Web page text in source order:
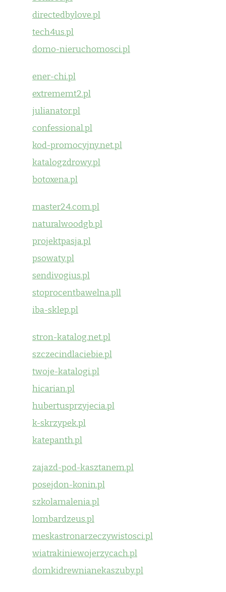
directedbylove.pl
tech4us.pl
domo-nieruchomosci.pl
ener-chi.pl
extrememt2.pl
julianator.pl
confessional.pl
kod-promocyjny.net.pl
katalogzdrowy.pl
botoxena.pl
master24.com.pl
naturalwoodgb.pl
projektpasja.pl
psowaty.pl
sendivogius.pl
stoprocentbawelna.pll
iba-sklep.pl
stron-katalog.net.pl
szczecindlaciebie.pl
twoje-katalogi.pl
hicarian.pl
hubertusprzyjecia.pl
k-skrzypek.pl
katepanth.pl
zajazd-pod-kasztanem.pl
posejdon-konin.pl
szkolamalenia.pl
lombardzeus.pl
meskastronarzeczywistosci.pl
wiatrakiniewojerzycach.pl
domkidrewnianekaszuby.pl